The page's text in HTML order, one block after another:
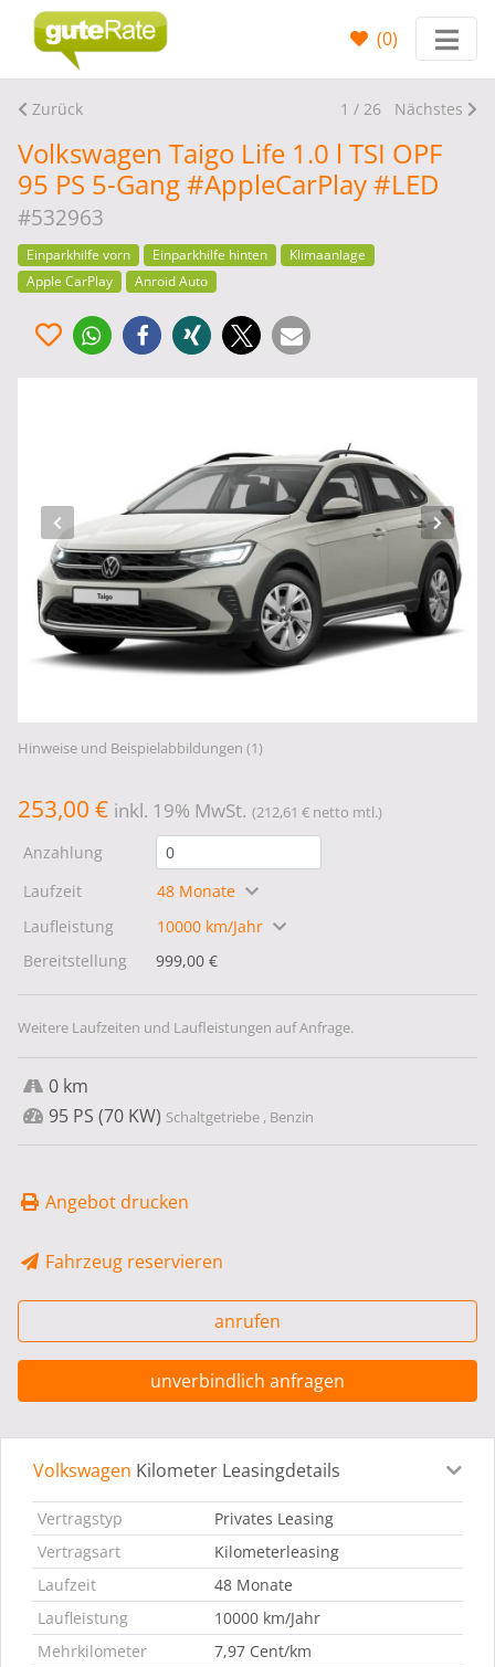
(0)
Zurück 1 / 26 Nächstes
Volkswagen Taigo Life 1.0 l TSI OPF
95 PS 5-Gang #AppleCarPlay #LED
#532963
Einparkhilfe vorn Einparkhilfe hinten
Klimaanlage
Apple CarPlay
Anroid Auto
Hinweise und Beispielabbildungen (1)
253,00 € inkl. 19% MwSt. (212,61 € netto mtl.)
Anzahlung
Laufzeit
48 Monate
Laufleistung
10000 km/Jahr
Bereitstellung
999,00 €
Weitere Laufzeiten und Laufleistungen auf Anfrage.
0 km
95 PS (70 KW) Schaltgetriebe , Benzin
Angebot drucken
Fahrzeug reservieren
anrufen
unverbindlich anfragen
Leasingdetails Fahrzeugdetails Ausstattung
Volkswagen Kilometer Leasingdetails
Vertragstyp
Privates Leasing
Vertragsart
Kilometerleasing
Laufzeit
48 Monate
Laufleistung
10000 km/Jahr
Mehrkilometer
7,97 Cent/km